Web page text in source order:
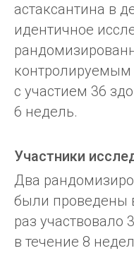
астаксантина в
идентичное
с участием 36
6 недель.
Участники
Два
были проведены
раз
в течение 8